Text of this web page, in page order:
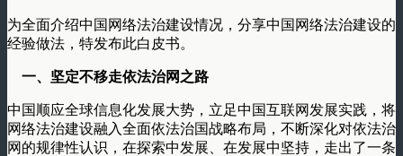
为全面介绍中国网络法治建设情况，分享中国网络法治建设的
经验做法，特发布此白皮书。
一、坚定不移走依法治网之路
中国顺应全球信息化发展大势，立足中国互联网发展实践，将
网络法治建设融入全面依法治国战略布局，不断深化对依法治
网的规律性认识，在探索中发展、在发展中坚持，走出了一条